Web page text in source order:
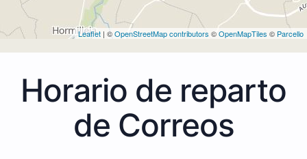
Leaflet | ©OpenStreetMap contributors ©OpenMapTiles © Parcello
Horario de reparto
de Correos